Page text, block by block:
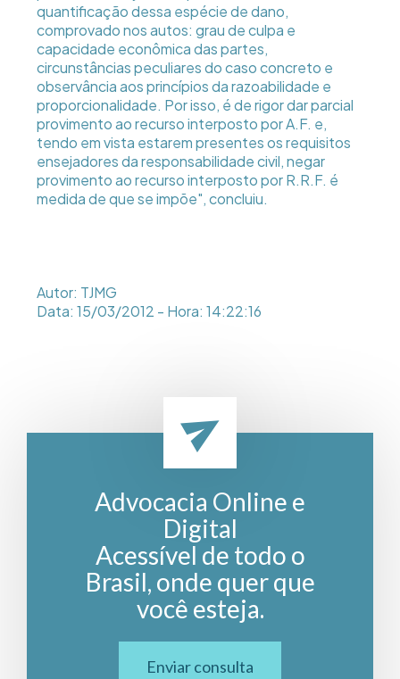
quantificação dessa espécie de dano,
comprovado nos autos: grau de culpa e
capacidade econômica das partes,
circunstâncias peculiares do caso concreto e
observância aos princípios da razoabilidade e
proporcionalidade. Por isso, é de rigor dar parcial
provimento ao recurso interposto por A.F. e,
tendo em vista estarem presentes os requisitos
ensejadores da responsabilidade civil, negar
provimento ao recurso interposto por R.R.F. é
medida de que se impõe", concluiu.
Autor: TJMG
Data: 15/03/2012 - Hora: 14:22:16
Advocacia Online e
Digital
Acessível de todo o
Brasil, onde quer que
você esteja.
Enviar consulta